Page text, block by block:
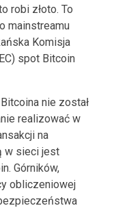
robi złoto. To
mainstreamu
Komisja
spot Bitcoin
nie został
realizować w
na
w sieci jest
Górników,
obliczeniowej